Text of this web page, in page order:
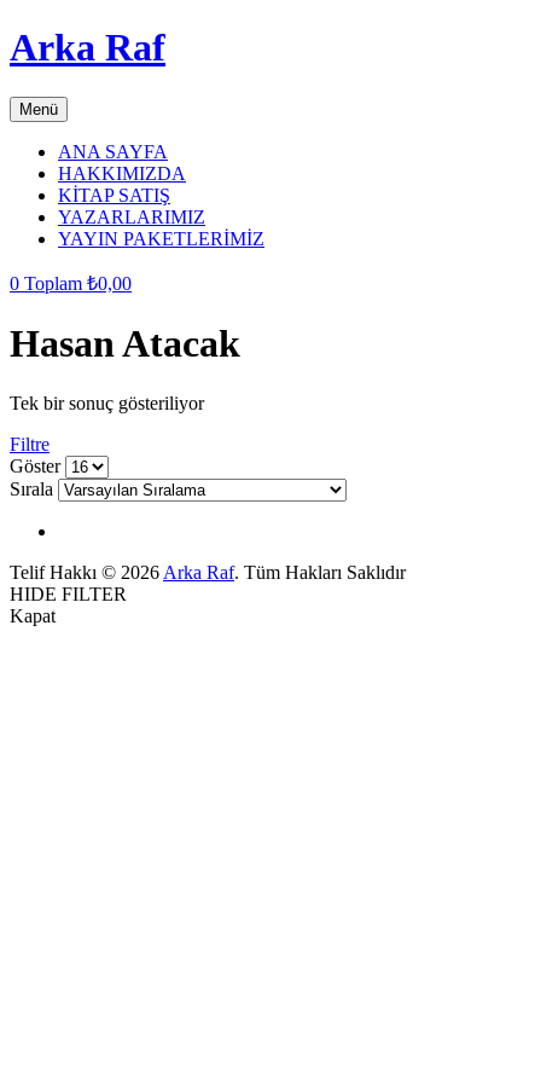
Arka Raf
Menü
ANA SAYFA
HAKKIMIZDA
KİTAP SATIŞ
YAZARLARIMIZ
YAYIN PAKETLERİMİZ
0 Toplam ₺0,00
Hasan Atacak
Tek bir sonuç gösteriliyor
Filtre
grid
button
list
button
Göster
Sırala
Telif Hakkı © 2026 Arka Raf. Tüm Hakları Saklıdır
HIDE FILTER
Kapat